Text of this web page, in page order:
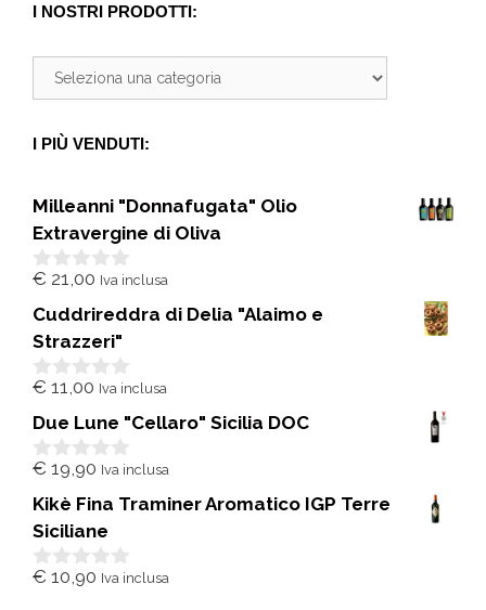
I NOSTRI PRODOTTI:
I PIÙ VENDUTI:
Milleanni "Donnafugata" Olio
Extravergine di Oliva
0
u
5
€ 21,00 Iva inclusa
Cuddrireddra di Delia "Alaimo e
Strazzeri"
0
u
5
€ 11,00 Iva inclusa
Due Lune "Cellaro" Sicilia DOC
0
u
5
€ 19,90 Iva inclusa
Kikè Fina Traminer Aromatico IGP Terre
Siciliane
0
€ 10,90 Iva inclusa